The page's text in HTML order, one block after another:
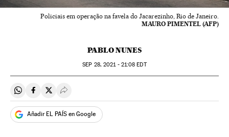
Policiais em operação na favela do Jacarezinho, Rio de Janeiro.
MAURO PIMENTEL (AFP)
PABLO NUNES
SEP 28, 2021 - 21:08 EDT
Compartir en Whatsapp
Compartir en Facebook
Compartir en Twitter
Desplegar Redes Sociales
Añadir EL PAÍS en Google